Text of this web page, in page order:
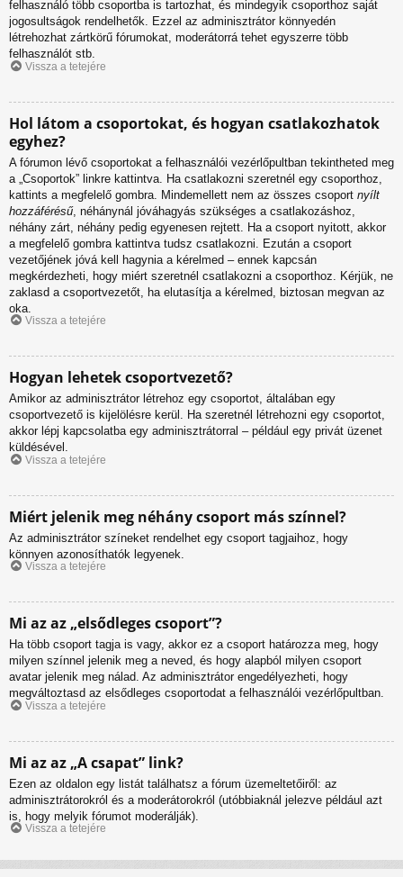
felhasználó több csoportba is tartozhat, és mindegyik csoporthoz saját
jogosultságok rendelhetők. Ezzel az adminisztrátor könnyedén
létrehozhat zártkörű fórumokat, moderátorrá tehet egyszerre több
felhasználót stb.
Vissza a tetejére
Hol látom a csoportokat, és hogyan csatlakozhatok
egyhez?
A fórumon lévő csoportokat a felhasználói vezérlőpultban tekintheted meg
a „Csoportok” linkre kattintva. Ha csatlakozni szeretnél egy csoporthoz,
kattints a megfelelő gombra. Mindemellett nem az összes csoport nyílt
hozzáférésű, néhánynál jóváhagyás szükséges a csatlakozáshoz,
néhány zárt, néhány pedig egyenesen rejtett. Ha a csoport nyitott, akkor
a megfelelő gombra kattintva tudsz csatlakozni. Ezután a csoport
vezetőjének jóvá kell hagynia a kérelmed – ennek kapcsán
megkérdezheti, hogy miért szeretnél csatlakozni a csoporthoz. Kérjük, ne
zaklasd a csoportvezetőt, ha elutasítja a kérelmed, biztosan megvan az
oka.
Vissza a tetejére
Hogyan lehetek csoportvezető?
Amikor az adminisztrátor létrehoz egy csoportot, általában egy
csoportvezető is kijelölésre kerül. Ha szeretnél létrehozni egy csoportot,
akkor lépj kapcsolatba egy adminisztrátorral – például egy privát üzenet
küldésével.
Vissza a tetejére
Miért jelenik meg néhány csoport más színnel?
Az adminisztrátor színeket rendelhet egy csoport tagjaihoz, hogy
könnyen azonosíthatók legyenek.
Vissza a tetejére
Mi az az „elsődleges csoport”?
Ha több csoport tagja is vagy, akkor ez a csoport határozza meg, hogy
milyen színnel jelenik meg a neved, és hogy alapból milyen csoport
avatar jelenik meg nálad. Az adminisztrátor engedélyezheti, hogy
megváltoztasd az elsődleges csoportodat a felhasználói vezérlőpultban.
Vissza a tetejére
Mi az az „A csapat” link?
Ezen az oldalon egy listát találhatsz a fórum üzemeltetőiről: az
adminisztrátorokról és a moderátorokról (utóbbiaknál jelezve például azt
is, hogy melyik fórumot moderálják).
Vissza a tetejére